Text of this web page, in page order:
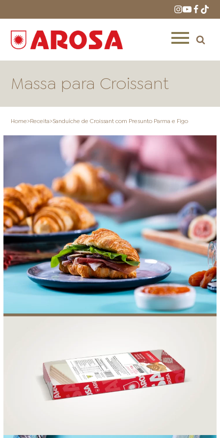
ONDE COMPRAR LOJAS AROSA
DISTRIBUIDORES E
REPRESENTANTES
FOOD SERVICE EMPRESA AGENDA DE CURSOS
SAC ACESSO PARA PARCEIROS
Massa para Croissant
Home>Receita>Sanduíche de Croissant com Presunto Parma e Figo